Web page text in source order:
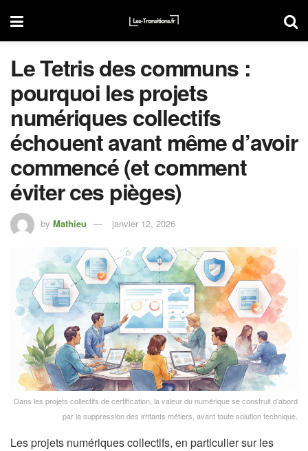
Le Tetris des communs :
pourquoi les projets
numériques collectifs
échouent avant même d’avoir
commencé (et comment
éviter ces pièges)
by Mathieu janvier 12, 2026
Dans les projets collectifs de certification, la valeur du numérique se construit d’abord
par la suppression des irritants métiers, avant toute solution technique.
Les projets numériques collectifs, en particulier sur les